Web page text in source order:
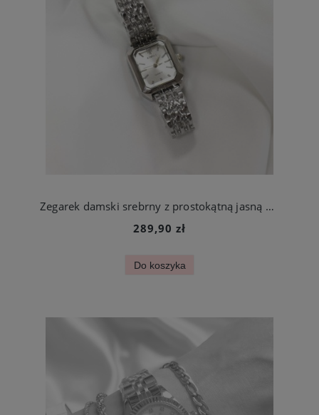
Zegarek damski srebrny z prostokątną jasną kopertą stal chirurgiczna
289,90 zł
Do koszyka